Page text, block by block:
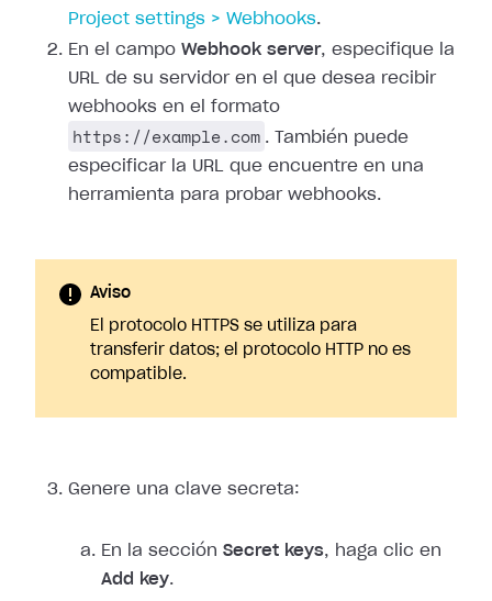
Project settings > Webhooks.
En el campo Webhook server, especifique la
URL de su servidor en el que desea recibir
webhooks en el formato
https://example.com . También puede
especificar la URL que encuentre en una
herramienta para probar webhooks.
Aviso
El protocolo HTTPS se utiliza para
transferir datos; el protocolo HTTP no es
compatible.
Genere una clave secreta:
En la sección Secret keys, haga clic en
Add key.